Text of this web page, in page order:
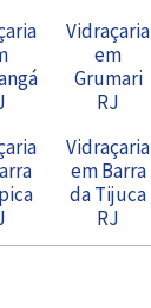
Vidraçaria
em
Grumari
RJ
Vidraçaria
em Barra
da Tijuca
RJ